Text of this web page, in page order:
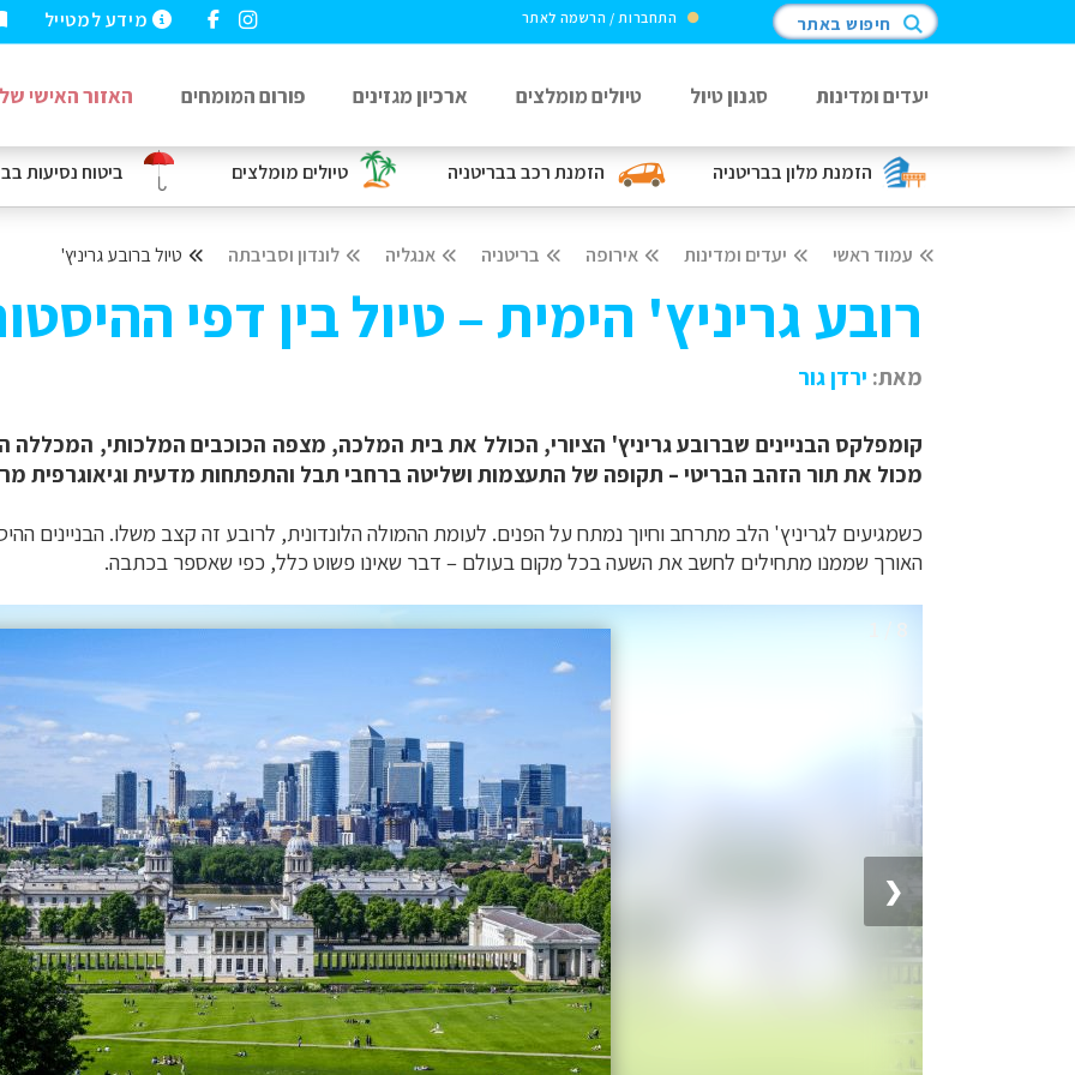
הזמנת מלוןבבריטניה הזמנת רכבבבריטניה טיולים מומלצים ביטוח נסיעות
מידע למטייל התחברות / הרשמה לאתר חיפוש באתר
יעדים ומדינות סגנון טיול טיולים מומלצים ארכיון מגזינים פורום המומחים האזור האישי
עמוד ראשי יעדים ומדינות אירופה בריטניה אנגליה לונדון וסביבתה טיול ברובע גריניץ'
רובע גריניץ' הימית – טיול בין דפי
מאת: ירדן גור
קומפלקס הבניינים שברובע גריניץ' הציורי, הכולל את בית המלכה, מצפה הכוכבים המלכותי, המכללה
מכול את תור הזהב הבריטי – תקופה של התעצמות ושליטה ברחבי תבל והתפתחות מדעית וגיאוגרפית
כשמגיעים לגריניץ' הלב מתרחב וחיוך נמתח על הפנים. לעומת ההמולה הלונדונית, לרובע זה קצב משלו. הבניינים
האורך שממנו מתחילים לחשב את השעה בכל מקום בעולם – דבר שאינו פשוט כלל, כפי שאספר בכתבה.
1 / 8
❮